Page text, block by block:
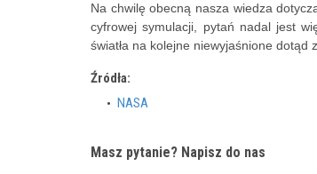
Na chwilę obecną nasza wiedza
cyfrowej symulacji, pytań nadal jest
światła na kolejne niewyjaśnione dotąd
Źródła:
NASA
Masz pytanie? Napisz do nas